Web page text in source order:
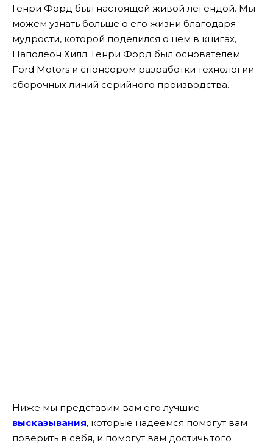
Генри Форд был настоящей живой легендой. Мы
можем узнать больше о его жизни благодаря
мудрости, которой поделился о нем в книгах,
Наполеон Хилл. Генри Форд был основателем
Ford Motors и спонсором разработки технологии
сборочных линий серийного производства.
Ниже мы представим вам его лучшие
высказывания, которые надеемся помогут вам
поверить в себя, и помогут вам достичь того